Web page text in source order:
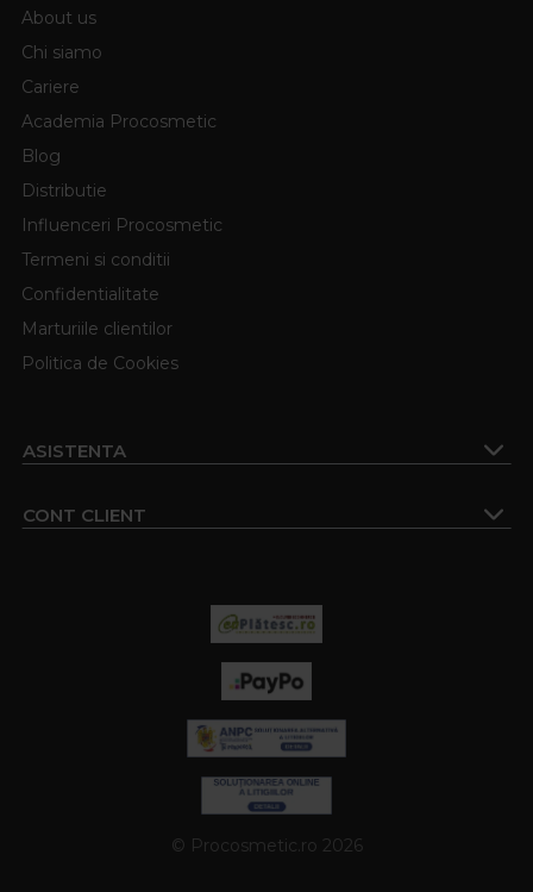
About us
Chi siamo
Cariere
Academia Procosmetic
Blog
Distributie
Influenceri Procosmetic
Termeni si conditii
Confidentialitate
Marturiile clientilor
Politica de Cookies
ASISTENTA
CONT CLIENT
© Procosmetic.ro 2026